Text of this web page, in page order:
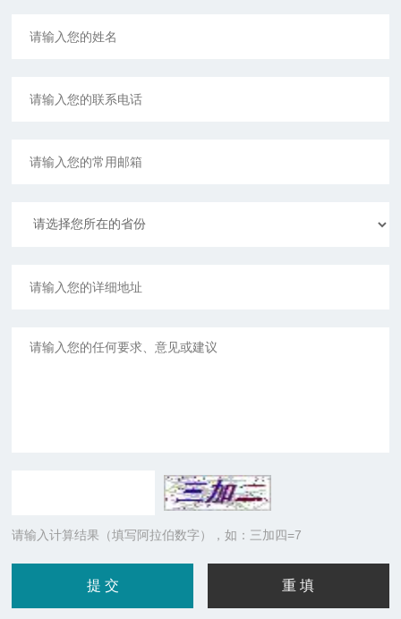
请输入计算结果（填写阿拉伯数字），如：三加四=7